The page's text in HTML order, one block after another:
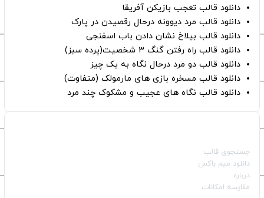
دانلود قالب تعجب بازیکن آفریقا
دانلود قالب مرد دیوونه درحال رقصیدن در پارک
دانلود قالب بیلاخ نشان دادن باب اسفنجی
دانلود قالب راه رفتن گنگ ۳ شخصیت(پرده سبز)
دانلود قالب دو مرد درحال نگاه به یک چیز
دانلود قالب مسخره بازی های مارمولک (متفاوت)
دانلود قالب نگاه های عجیب و مشکوک چند مرد
جستجوی قالب
دانلود میم باکس
درباره
مقایسه امکانات